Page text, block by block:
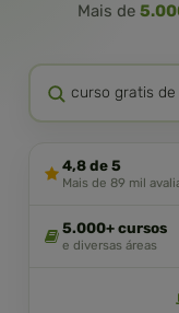
Mais de
4,8 de 5
Mais de 89 mil
5.000+ cursos
e diversas áreas